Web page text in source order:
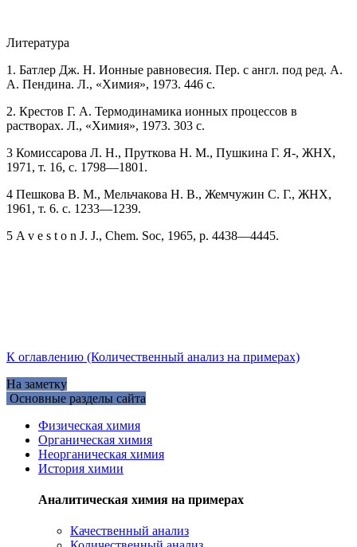
Литература
1. Батлер Дж. Н. Ионные равновесия. Пер. с англ. под ред. А.
А. Пендина. Л., «Химия», 1973. 446 с.
2. Крестов Г. А. Термодинамика ионных процессов в
растворах. Л., «Химия», 1973. 303 с.
3 Комиссарова Л. Н., Пруткова Н. М., Пушкина Г. Я-, ЖНХ,
1971, т. 16, с. 1798—1801.
4 Пешкова В. М., Мельчакова Н. В., Жемчужин С. Г., ЖНХ,
1961, т. 6. с. 1233—1239.
5 A v е s t о n J. J., Chem. Soc, 1965, p. 4438—4445.
К оглавлению (Количественный анализ на примерах)
На заметку
Основные разделы сайта
Физическая химия
Органическая химия
Неорганическая химия
История химии
Аналитическая химия на примерах
Качественный анализ